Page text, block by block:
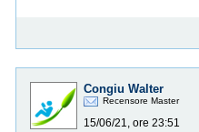
Congiu Walter
Recensore Master
15/06/21, ore 23:51